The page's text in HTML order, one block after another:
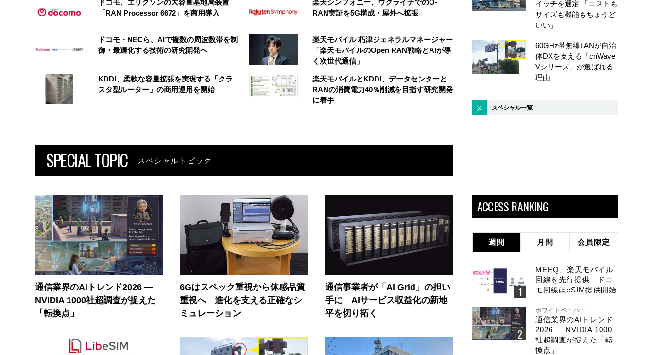
ドコモ、エリクソンの大容量基地局装置
「RAN Processor 6672」を商用導入
楽天シンフォニー、ウクライナでのO-
RAN実証を5G構成・屋外へ拡張
ドコモ・NECら、AIで複数の周波数帯を制
御・最適化する技術の研究開発へ
楽天モバイル 朽津ジェネラルマネージャー
「楽天モバイルのOpen RAN戦略とAIが導
く次世代通信」
KDDI、柔軟な容量拡張を実現する「クラ
スタ型ルーター」の商用運用を開始
楽天モバイルとKDDI、データセンターと
RANの消費電力40％削減を目指す研究開発
に着手
SPECIAL TOPIC スペシャルトピック
通信業界のAIトレンド2026 ―
NVIDIA 1000社超調査が捉えた
「転換点」
6Gはスペック重視から体感品質
重視へ 進化を支える正確なシ
ミュレーション
通信事業者が「AI Grid」の担い
手に AIサービス収益化の新地
平を切り拓く
イッチを選定 「コストも
サイズも機能もちょうど
いい」
60GHz帯無線LANが自治
体DXを支える「cnWave
Vシリーズ」が選ばれる
理由
スペシャル一覧
ACCESS RANKING
週間 月間 会員限定
MEEQ、楽天モバイル
回線を先行提供 ドコ
モ回線はeSIM提供開始
ホワイトペーパー
通信業界のAIトレンド
2026 ― NVIDIA 1000
社超調査が捉えた「転
換点」